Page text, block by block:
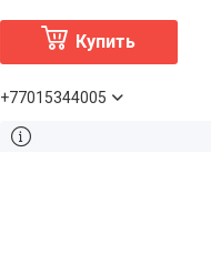
Купить
+77015344005